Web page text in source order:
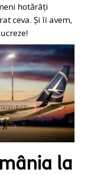
hotărâți
ceva. Și îi avem,
la